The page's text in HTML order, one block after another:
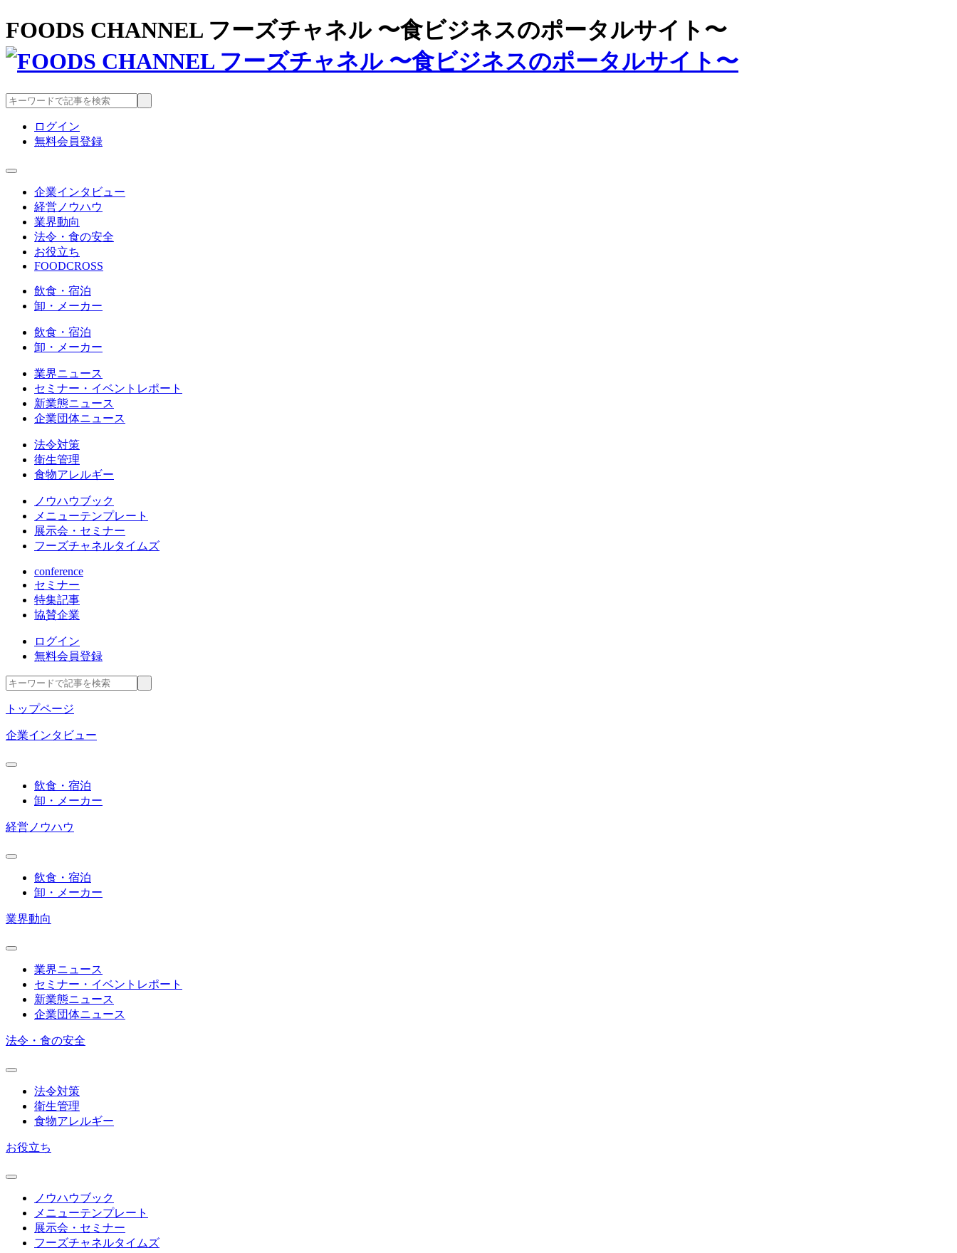
FOODS CHANNEL フーズチャネル 〜食ビジネスのポータルサイト〜
ログイン
無料会員登録
企業インタビュー
経営ノウハウ
業界動向
法令・食の安全
お役立ち
FOODCROSS
飲食・宿泊
卸・メーカー
飲食・宿泊
卸・メーカー
業界ニュース
セミナー・イベントレポート
新業態ニュース
企業団体ニュース
法令対策
衛生管理
食物アレルギー
ノウハウブック
メニューテンプレート
展示会・セミナー
フーズチャネルタイムズ
conference
セミナー
特集記事
協賛企業
ログイン
無料会員登録
トップページ
企業インタビュー
飲食・宿泊
卸・メーカー
経営ノウハウ
飲食・宿泊
卸・メーカー
業界動向
業界ニュース
セミナー・イベントレポート
新業態ニュース
企業団体ニュース
法令・食の安全
法令対策
衛生管理
食物アレルギー
お役立ち
ノウハウブック
メニューテンプレート
展示会・セミナー
フーズチャネルタイムズ